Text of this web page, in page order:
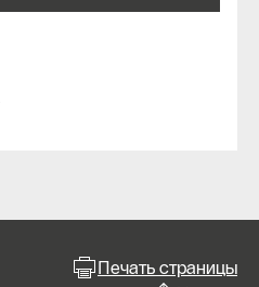
Печать страницы